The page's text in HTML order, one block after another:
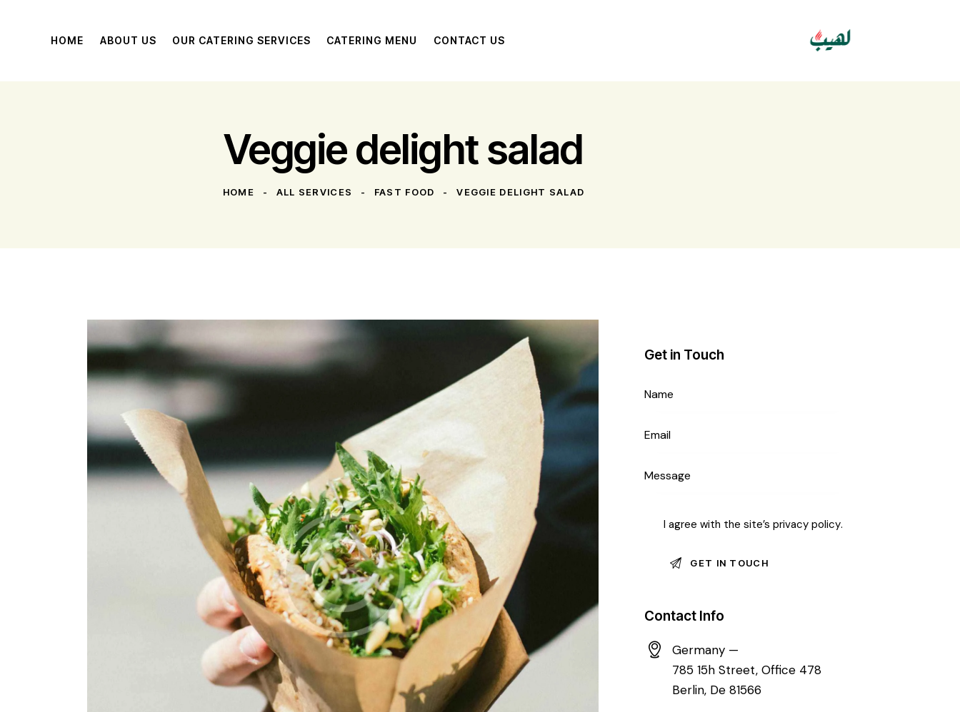
HOME ABOUT US OUR CATERING SERVICES CATERING MENU CONTACT US
Veggie delight salad
HOME ALL SERVICES FAST FOOD VEGGIE DELIGHT SALAD
Get in Touch
I agree with the site’sprivacy policy.
Contact Info
Germany —
785 15h Street, Office 478
Berlin, De 81566